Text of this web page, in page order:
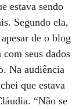
estava sendo
Segundo ela,
de o blog
seus dados
Na audiência
que estava
“Não se